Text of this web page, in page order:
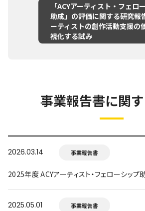
「ACYアーティスト・フェロ
助成」の評価に関する研究
ーティストの創作活動支援の
視化する試み
事業報告書に関
2026.03.14 事業報告書
2025年度 ACYアーティスト・フェローシッ
2025.05.01 事業報告書